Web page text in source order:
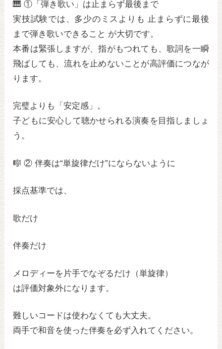
🎹 ①「弾き歌い」は止まらず最後まで
実技試験では、多少のミスよりも 止まらずに最後
まで弾き歌いできること が大切です。
本番は緊張しますが、指がもつれても、歌詞を一瞬
飛ばしても、流れを止めないことが高評価につなが
ります。
完璧よりも「安定感」。
子どもに安心して聴かせられる演奏を目指しましょ
う。
🎼 ② 伴奏は“単旋律だけ”にならないように
採点基準では、
歌だけ
伴奏だけ
メロディーを片手でなぞるだけ（単旋律）
は評価対象外になります。
難しいコードは使わなくても大丈夫。
両手で和音を使った伴奏を必ず入れてください。